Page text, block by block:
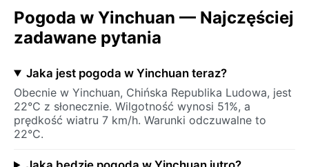
Pogoda w Yinchuan — Najczęściej
zadawane pytania
Jaka jest pogoda w Yinchuan teraz?
Obecnie w Yinchuan, Chińska Republika Ludowa, jest
22°C z słonecznie. Wilgotność wynosi 51%, a
prędkość wiatru 7 km/h. Warunki odczuwalne to
22°C.